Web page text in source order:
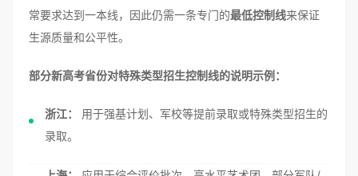
常要求达到一本线，因此仍需一条专门的最低控制线来保证
生源质量和公平性。
部分新高考省份对特殊类型招生控制线的说明示例：
浙江：
用于强基计划、军校等提前录取或特殊类型招生的
录取。